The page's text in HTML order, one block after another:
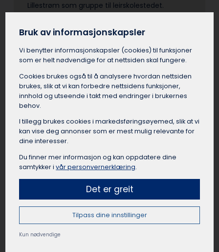
Lillestrøm som gruppe til leirskolestedet.
en egnet buss med god plass til bagasje, og en
dyktig sjåfør som har kjørt mange leirskoleturer
før. Med en leiebuss er reisen til leirskolen fra
Lillestrøm en komfortabel og sosial start på
Leie buss til lag og foreninger Lillestrøm
Idrettslag, foreninger, klubber og organisasjoner
buss. Det kan være lettere å leie buss i
Lillestrøm når de skal til kamper, cuper,
samlinger, events, turer eller andre aktiviteter. Å
reise sammen fra Lillestrøm som lag eller
forening skaper samhold og lagånd, samtidig
som det er en praktisk og rimelig reisemåte når
mange skal samme vei. Busselskapet i
Lillestrøm kan hjelpe med å finne passende
Bruk av informasjonskapsler
Vi benytter informasjons­kapsler (cookies) til funksjoner
som er helt nødvendige for at nettsiden skal fungere.
Cookies brukes også til å analysere hvordan nettsiden
brukes, slik at vi kan forbedre nettsidens funksjoner,
innhold og utseende i takt med endringer i brukernes
behov.
I tillegg brukes cookies i markedsførings­øyemed, slik at vi
kan vise deg annonser som er mest mulig relevante for
dine interesser.
Du finner mer informasjon og kan oppdatere dine
samtykker ivår personvernerklæring.
Det er greit
Tilpass dine innstillinger
Kun nødvendige